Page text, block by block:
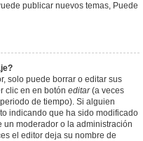
publicar nuevos temas, Puede
solo puede borrar o editar sus
clic en en botón editar(a veces
de tiempo). Si alguien
indicando que ha sido modificado
un moderador o la administración
el editor deja su nombre de